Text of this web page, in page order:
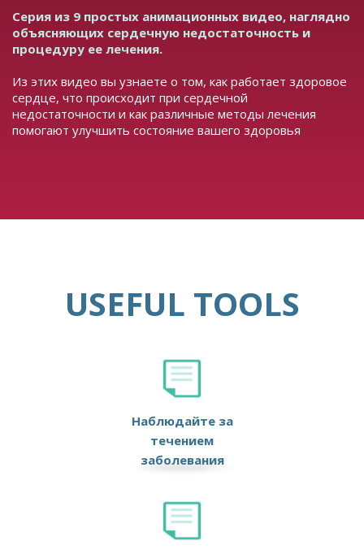
Серия из 9 простых анимационных видео, наглядно
объясняющих сердечную недостаточность и
процедуру ее лечения.
Из этих видео вы узнаете о том, как работает здоровое
сердце, что происходит при сердечной
недостаточности и как различные методы лечения
помогают улучшить состояние вашего здоровья
USEFUL TOOLS
Наблюдайте за
течением
заболевания